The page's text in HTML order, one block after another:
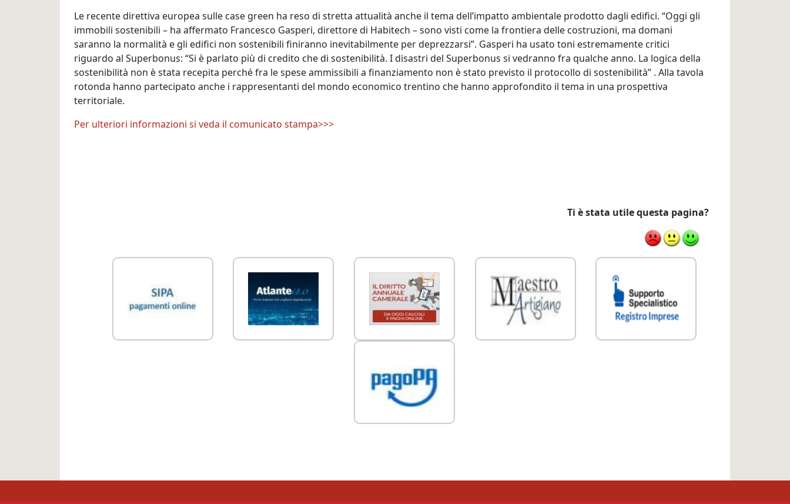
Le recente direttiva europea sulle case green ha reso di stretta attualità anche il tema dell’impatto ambientale prodotto dagli edifici. “Oggi gli
immobili sostenibili – ha affermato Francesco Gasperi, direttore di Habitech – sono visti come la frontiera delle costruzioni, ma domani
saranno la normalità e gli edifici non sostenibili finiranno inevitabilmente per deprezzarsi”. Gasperi ha usato toni estremamente critici
riguardo al Superbonus: “Si è parlato più di credito che di sostenibilità. I disastri del Superbonus si vedranno fra qualche anno. La logica della
sostenibilità non è stata recepita perché fra le spese ammissibili a finanziamento non è stato previsto il protocollo di sostenibilità” . Alla tavola
rotonda hanno partecipato anche i rappresentanti del mondo economico trentino che hanno approfondito il tema in una prospettiva
territoriale.
Per ulteriori informazioni si veda il comunicato stampa>>>
Ti è stata utile questa pagina?
Link Utili